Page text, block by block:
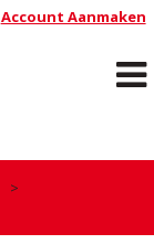
Account Aanmaken